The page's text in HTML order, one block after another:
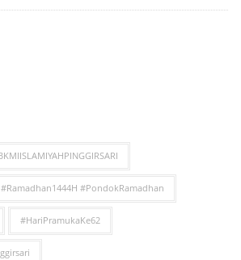
#PondokRamadhan
#HariPramukaKe62